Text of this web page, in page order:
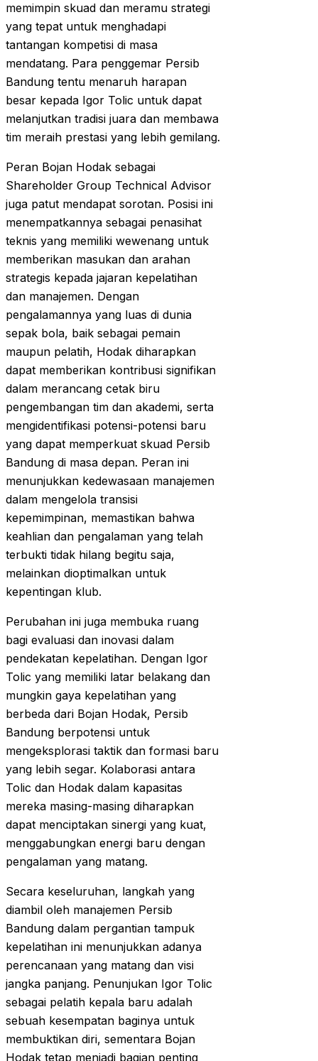
memimpin skuad dan meramu strategi
yang tepat untuk menghadapi
tantangan kompetisi di masa
mendatang. Para penggemar Persib
Bandung tentu menaruh harapan
besar kepada Igor Tolic untuk dapat
melanjutkan tradisi juara dan membawa
tim meraih prestasi yang lebih gemilang.
Peran Bojan Hodak sebagai
Shareholder Group Technical Advisor
juga patut mendapat sorotan. Posisi ini
menempatkannya sebagai penasihat
teknis yang memiliki wewenang untuk
memberikan masukan dan arahan
strategis kepada jajaran kepelatihan
dan manajemen. Dengan
pengalamannya yang luas di dunia
sepak bola, baik sebagai pemain
maupun pelatih, Hodak diharapkan
dapat memberikan kontribusi signifikan
dalam merancang cetak biru
pengembangan tim dan akademi, serta
mengidentifikasi potensi-potensi baru
yang dapat memperkuat skuad Persib
Bandung di masa depan. Peran ini
menunjukkan kedewasaan manajemen
dalam mengelola transisi
kepemimpinan, memastikan bahwa
keahlian dan pengalaman yang telah
terbukti tidak hilang begitu saja,
melainkan dioptimalkan untuk
kepentingan klub.
Perubahan ini juga membuka ruang
bagi evaluasi dan inovasi dalam
pendekatan kepelatihan. Dengan Igor
Tolic yang memiliki latar belakang dan
mungkin gaya kepelatihan yang
berbeda dari Bojan Hodak, Persib
Bandung berpotensi untuk
mengeksplorasi taktik dan formasi baru
yang lebih segar. Kolaborasi antara
Tolic dan Hodak dalam kapasitas
mereka masing-masing diharapkan
dapat menciptakan sinergi yang kuat,
menggabungkan energi baru dengan
pengalaman yang matang.
Secara keseluruhan, langkah yang
diambil oleh manajemen Persib
Bandung dalam pergantian tampuk
kepelatihan ini menunjukkan adanya
perencanaan yang matang dan visi
jangka panjang. Penunjukan Igor Tolic
sebagai pelatih kepala baru adalah
sebuah kesempatan baginya untuk
membuktikan diri, sementara Bojan
Hodak tetap menjadi bagian penting